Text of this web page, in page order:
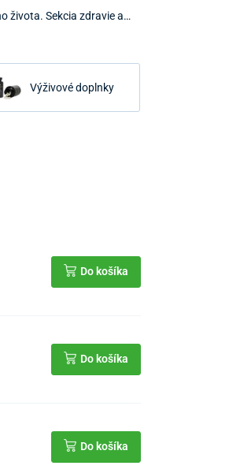
života. Sekcia zdravie a
cieľom je sprístupniť
Výživové doplnky
Do košíka
Do košíka
Do košíka